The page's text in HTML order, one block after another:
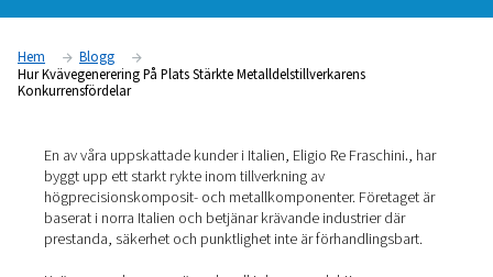
Hem
Blogg
Hur Kvävegenerering På Plats Stärkte Metalldelstillverkarens
Konkurrensfördelar